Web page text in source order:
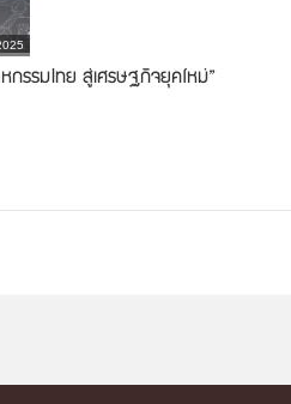
กรรมไทย สู่เศรษฐกิจยุคใหม่”